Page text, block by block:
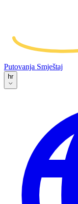
Putovanja Smještaj
hr